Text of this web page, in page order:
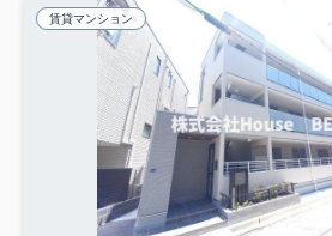
賃貸マンション